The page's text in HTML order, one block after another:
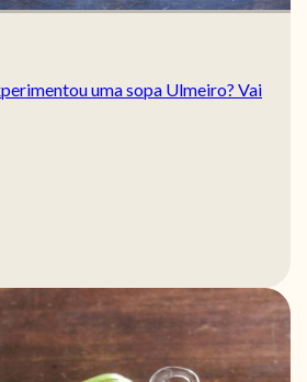
uma sopa Ulmeiro? Vai